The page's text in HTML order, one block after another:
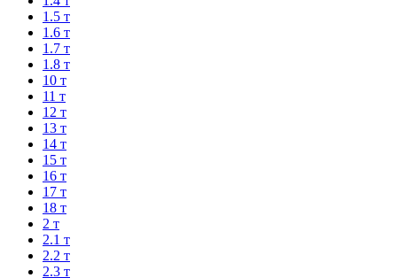
1.5 т
1.6 т
1.7 т
1.8 т
10 т
11 т
12 т
13 т
14 т
15 т
16 т
17 т
18 т
2 т
2.1 т
2.2 т
2.3 т